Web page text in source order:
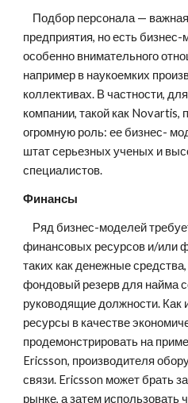
предприятия, но есть
особенно внимательного
например в наукоемких
коллективах. В частности,
компании, такой как Novartis,
огромную роль: ее бизнес-
штат серьезных ученых и
специалистов.
Финансы
финансовых ресурсов и/или
таких как денежные
фондовый резерв для найма
руководящие должности. Как
ресурсы в качестве
продемонстрировать на
Ericsson, производителя
связи. Ericsson может брать
рынке, а затем использовать